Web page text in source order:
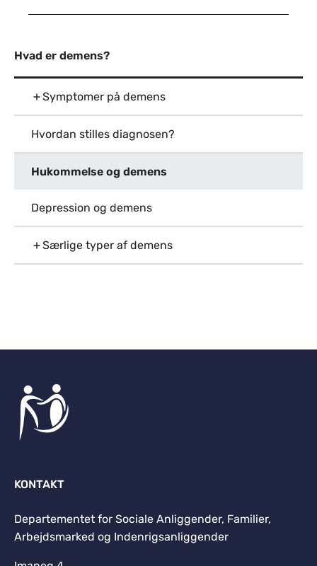
Hvad er demens?
Symptomer på demens
Hvordan stilles diagnosen?
Hukommelse og demens
Depression og demens
Særlige typer af demens
KONTAKT
Departementet for Sociale Anliggender, Familier,
Arbejdsmarked og Indenrigsanliggender